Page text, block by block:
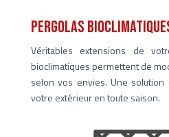
pergolas
Véritables extensions de
bioclimatiques permettent de
selon vos envies. Une
votre extérieur en toute saison.